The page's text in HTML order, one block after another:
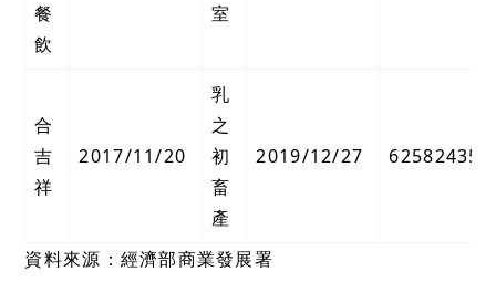
餐
飲
室
合
吉
祥
2017/11/20
乳
之
初
畜
產
2019/12/27 62582435
資料來源：經濟部商業發展署